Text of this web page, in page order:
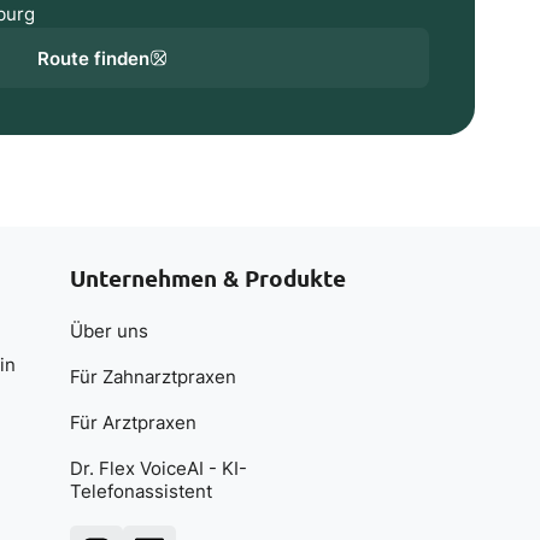
Route finden
Unternehmen & Produkte
Über uns
Für Zahnarztpraxen
Für Arztpraxen
Dr. Flex VoiceAI - KI-
Telefonassistent